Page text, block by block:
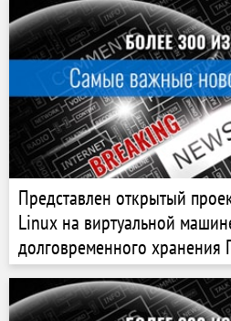
Представлен открытый
Linux на виртуальной
долговременного хранения